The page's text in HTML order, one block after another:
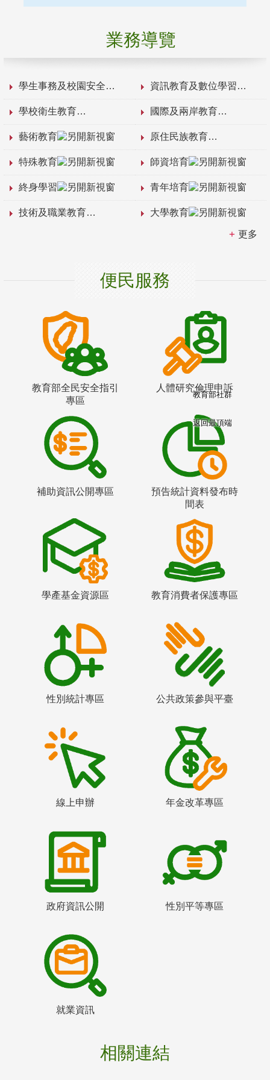
業務導覽
學生事務及校園安全 資訊教育及數位學習
學校衛生教育 國際及兩岸教育
藝術教育 原住民族教育
特殊教育 師資培育
終身學習 青年培育
技術及職業教育 大學教育
更多
便民服務
教育部全民安全指引
專區
人體研究倫理申訴
補助資訊公開專區
預告統計資料發布時
間表
學產基金資源區 教育消費者保護專區
性別統計專區 公共政策參與平臺
線上申辦 年金改革專區
政府資訊公開 性別平等專區
就業資訊
相關連結
教育部社群
返回最頂端